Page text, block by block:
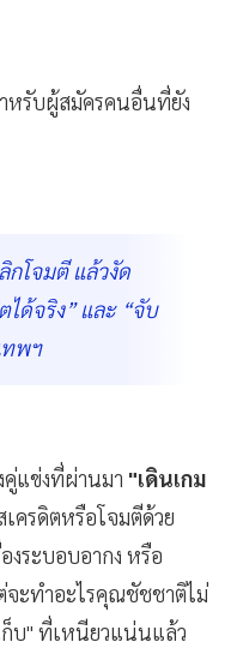
หรับผู้สมัครคนอื่นที่ยัง
กโจมตี แล้วงัด
ด้จริง” และ “จับ
ทพฯ
คู่แข่งที่ผ่านมา "เดินเกม
ครดิตหรือโจมตีด้วย
งระบอบอากง หรือ
จะทำอะไรคุณชัชชาติไม่
บ" ที่เหนียวแน่นแล้ว